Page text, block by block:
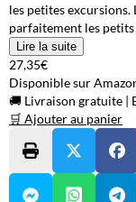
les petites
parfaitement les
Lire la suite
27,35€
Disponible sur
🚚 Livraison gratuite |
🛒 Ajouter au panier